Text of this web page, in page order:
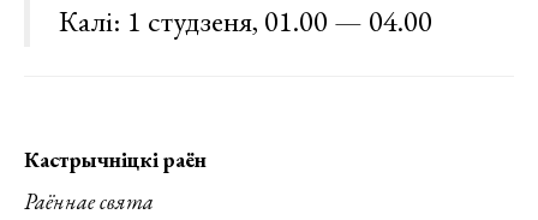
Калі: 1 студзеня, 01.00 — 04.00
Кастрычніцкі раён
Раённае свята